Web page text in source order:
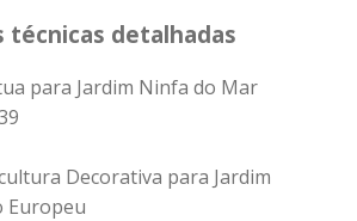
técnicas detalhadas
para Jardim Ninfa do Mar
Decorativa para Jardim
Europeu